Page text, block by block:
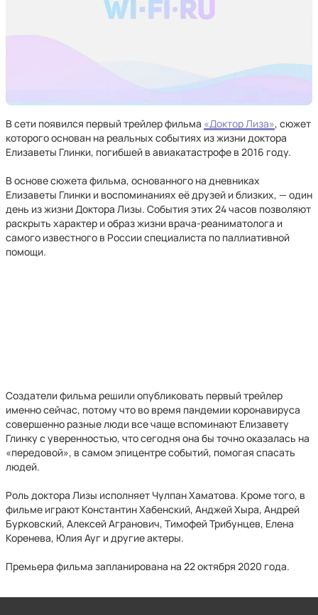
В сети появился первый трейлер фильма «Доктор Лиза», сюжет
которого основан на реальных событиях из жизни доктора
Елизаветы Глинки, погибшей в авиакатастрофе в 2016 году.
В основе сюжета фильма, основанного на дневниках
Елизаветы Глинки и воспоминаниях её друзей и близких, — один
день из жизни Доктора Лизы. События этих 24 часов позволяют
раскрыть характер и образ жизни врача-реаниматолога и
самого известного в России специалиста по паллиативной
помощи.
Создатели фильма решили опубликовать первый трейлер
именно сейчас, потому что во время пандемии коронавируса
совершенно разные люди все чаще вспоминают Елизавету
Глинку с уверенностью, что сегодня она бы точно оказалась на
«передовой», в самом эпицентре событий, помогая спасать
людей.
Роль доктора Лизы исполняет Чулпан Хаматова. Кроме того, в
фильме играют Константин Хабенский, Анджей Хыра, Андрей
Бурковский, Алексей Агранович, Тимофей Трибунцев, Елена
Коренева, Юлия Ауг и другие актеры.
Премьера фильма запланирована на 22 октября 2020 года.